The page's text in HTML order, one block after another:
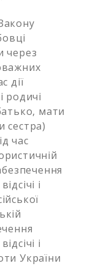
через
дії
родичі
мати
сестра)
час
і
і
України